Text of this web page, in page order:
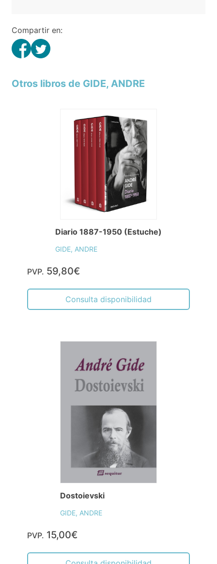
Compartir en:
Otros libros de GIDE, ANDRE
Diario 1887-1950 (Estuche)
GIDE, ANDRE
PVP. 59,80€
Consulta disponibilidad
Dostoievski
GIDE, ANDRE
PVP. 15,00€